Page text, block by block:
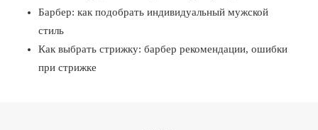
Барбер: как подобрать индивидуальный мужской
стиль
Как выбрать стрижку: барбер рекомендации, ошибки
при стрижке